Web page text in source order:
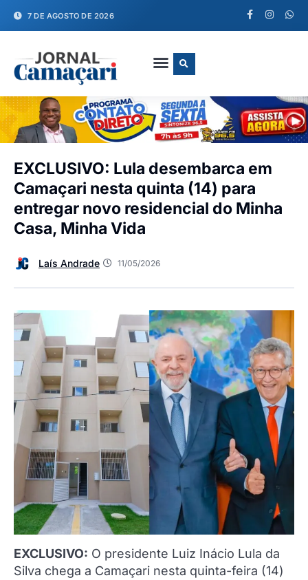
7 DE AGOSTO DE 2026
EXCLUSIVO: Lula desembarca em
Camaçari nesta quinta (14) para
entregar novo residencial do Minha
Casa, Minha Vida
Laís Andrade 11/05/2026
EXCLUSIVO: O presidente Luiz Inácio Lula da
Silva chega a Camaçari nesta quinta-feira (14)